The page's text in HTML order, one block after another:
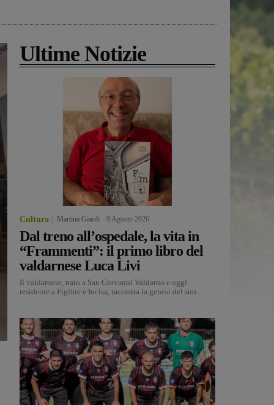
Ultime Notizie
Cultura Martina Giardi 9 Agosto 2026
Dal treno all’ospedale, la vita in
“Frammenti”: il primo libro del
valdarnese Luca Livi
Il valdarnese, nato a San Giovanni Valdarno e oggi
residente a Figline e Incisa, racconta la genesi del suo...